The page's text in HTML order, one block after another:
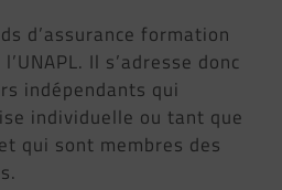
d’assurance formation
Il s’adresse donc
indépendants qui
individuelle ou tant que
qui sont membres des